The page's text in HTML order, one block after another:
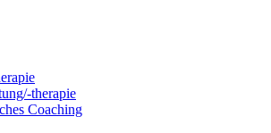
therapie
Coaching